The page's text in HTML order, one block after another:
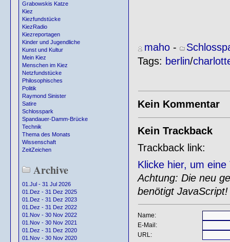
Grabowskis Katze
Kiez
Kiezfundstücke
KiezRadio
Kiezreportagen
Kinder und Jugendliche
Kunst und Kultur
Mein Kiez
Menschen im Kiez
Netzfundstücke
Philosophisches
Politik
Raymond Sinister
Satire
Schlosspark
Spandauer-Damm-Brücke
Technik
Thema des Monats
Wissenschaft
ZeitZeichen
Archive
01.Jul - 31 Jul 2026
01.Dez - 31 Dez 2025
01.Dez - 31 Dez 2023
01.Dez - 31 Dez 2022
01.Nov - 30 Nov 2022
01.Nov - 30 Nov 2021
01.Dez - 31 Dez 2020
01.Nov - 30 Nov 2020
maho-
Tags: berlin/
Kein Kommentar
Kein Trackback
Trackback link:
Klicke hier, um
Achtung: Die neu
benötigt JavaScript!
Name:
E-Mail:
URL: